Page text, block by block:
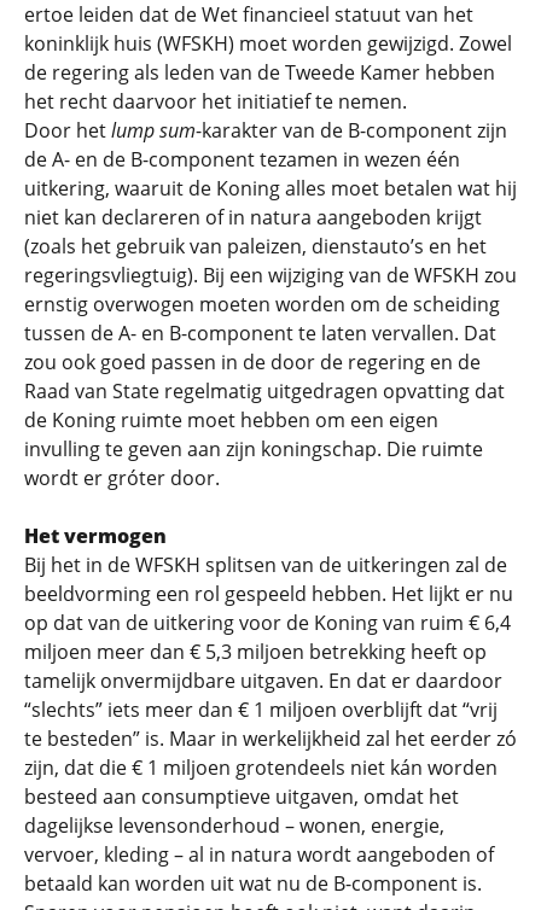
ertoe leiden dat de Wet financieel statuut van het
koninklijk huis (WFSKH) moet worden gewijzigd. Zowel
de regering als leden van de Tweede Kamer hebben
het recht daarvoor het initiatief te nemen.
Door hetlump sum-karakter van de B-component zijn
de A- en de B-component tezamen in wezen één
uitkering, waaruit de Koning alles moet betalen wat hij
niet kan declareren of in natura aangeboden krijgt
(zoals het gebruik van paleizen, dienstauto’s en het
regeringsvliegtuig). Bij een wijziging van de WFSKH zou
ernstig overwogen moeten worden om de scheiding
tussen de A- en B-component te laten vervallen. Dat
zou ook goed passen in de door de regering en de
Raad van State regelmatig uitgedragen opvatting dat
de Koning ruimte moet hebben om een eigen
invulling te geven aan zijn koningschap. Die ruimte
wordt er gróter door.
Het vermogen
Bij het in de WFSKH splitsen van de uitkeringen zal de
beeldvorming een rol gespeeld hebben. Het lijkt er nu
op dat van de uitkering voor de Koning van ruim € 6,4
miljoen meer dan € 5,3 miljoen betrekking heeft op
tamelijk onvermijdbare uitgaven. En dat er daardoor
“slechts” iets meer dan € 1 miljoen overblijft dat “vrij
te besteden” is. Maar in werkelijkheid zal het eerder zó
zijn, dat die € 1 miljoen grotendeels niet kán worden
besteed aan consumptieve uitgaven, omdat het
dagelijkse levensonderhoud – wonen, energie,
vervoer, kleding – al in natura wordt aangeboden of
betaald kan worden uit wat nu de B-component is.